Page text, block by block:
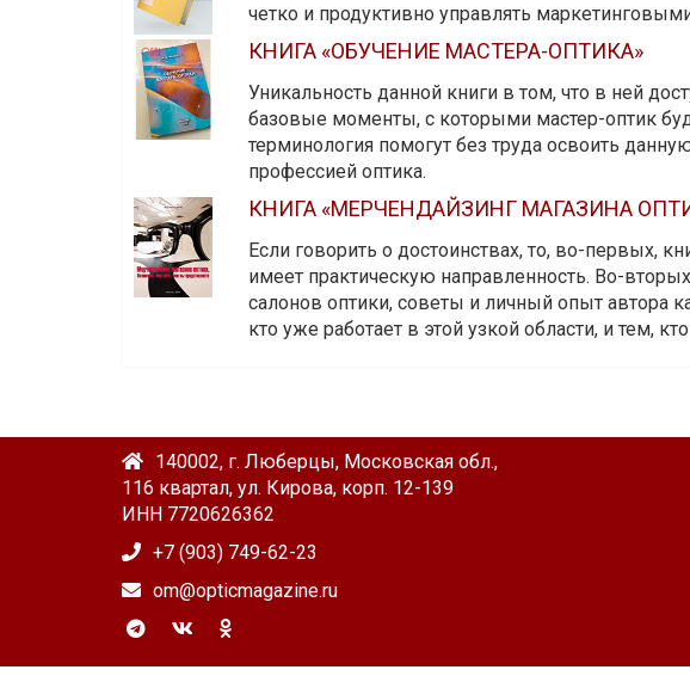
четко и продуктивно управлять
КНИГА «ОБУЧЕНИЕ МАСТЕРА-ОПТИКА»
Уникальность данной книги в том, что в ней
базовые моменты, с которыми мастер-оптик
терминология помогут без труда освоить
профессией оптика.
КНИГА «МЕРЧЕНДАЙЗИНГ МАГАЗИНА
Если говорить о достоинствах, то, во-первых,
имеет практическую направленность. Во-
салонов оптики, советы и личный опыт автора
кто уже работает в этой узкой области, и тем,
140002, г. Люберцы, Московская обл.,
116 квартал, ул. Кирова, корп. 12-139
ИНН 7720626362
+7 (903) 749-62-23
om@opticmagazine.ru